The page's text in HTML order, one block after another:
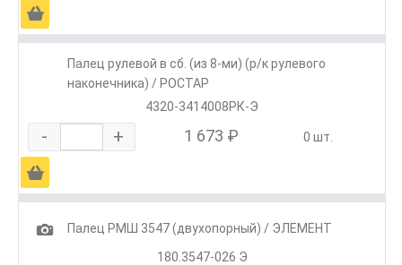
Ä
Палец рулевой в сб. (из 8-ми) (р/к рулевого
наконечника) / РОСТАР
4320-3414008РК-Э
- + 1 673 ₽ 0 шт.
Ä
1
Палец РМШ 3547 (двухопорный) / ЭЛЕМЕНТ
180.3547-026 Э